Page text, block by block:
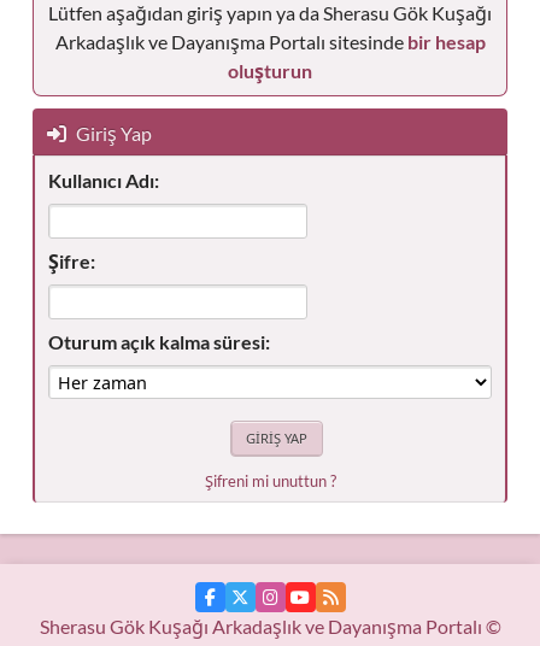
Lütfen aşağıdan giriş yapın ya da Sherasu Gök Kuşağı
Arkadaşlık ve Dayanışma Portalı sitesinde bir hesap
oluşturun
Giriş Yap
Kullanıcı Adı:
Şifre:
Oturum açık kalma süresi:
Şifreni mi unuttun ?
Sherasu Gök Kuşağı Arkadaşlık ve Dayanışma Portalı ©